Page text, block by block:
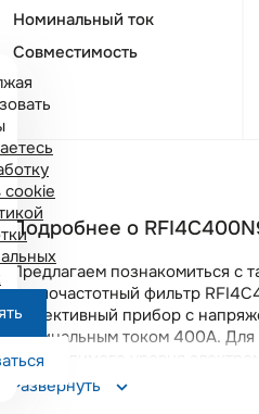
Номинальный ток
Совместимость
Подробнее о
Предлагаем познакомиться с
радиочастотный фильтр
эффективный прибор с
номинальным током 400A. Для
необходимого уровня
необходимо предпринять
одной из таких мер является
Развернуть
cookie